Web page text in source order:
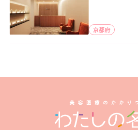
京都府